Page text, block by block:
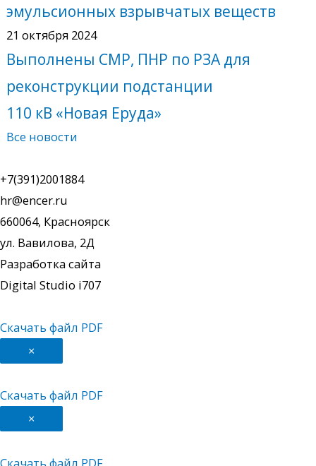
эмульсионных взрывчатых веществ
21 октября 2024
Выполнены СМР, ПНР по РЗА для
реконструкции подстанции
110 кВ «Новая Еруда»
Все новости
+7(391)2001884
hr@encer.ru
660064, Красноярск
ул. Вавилова, 2Д
Разработка сайта
Digital Studio i707
Скачать файл PDF
×
Скачать файл PDF
×